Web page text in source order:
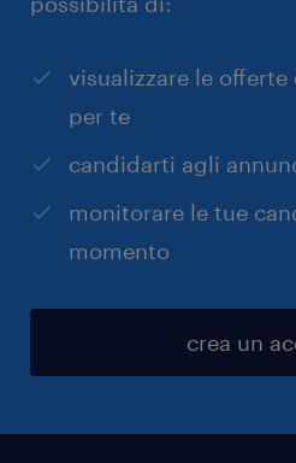
visualizzare le
per te
candidarti agli
monitorare le tue
momento
crea un